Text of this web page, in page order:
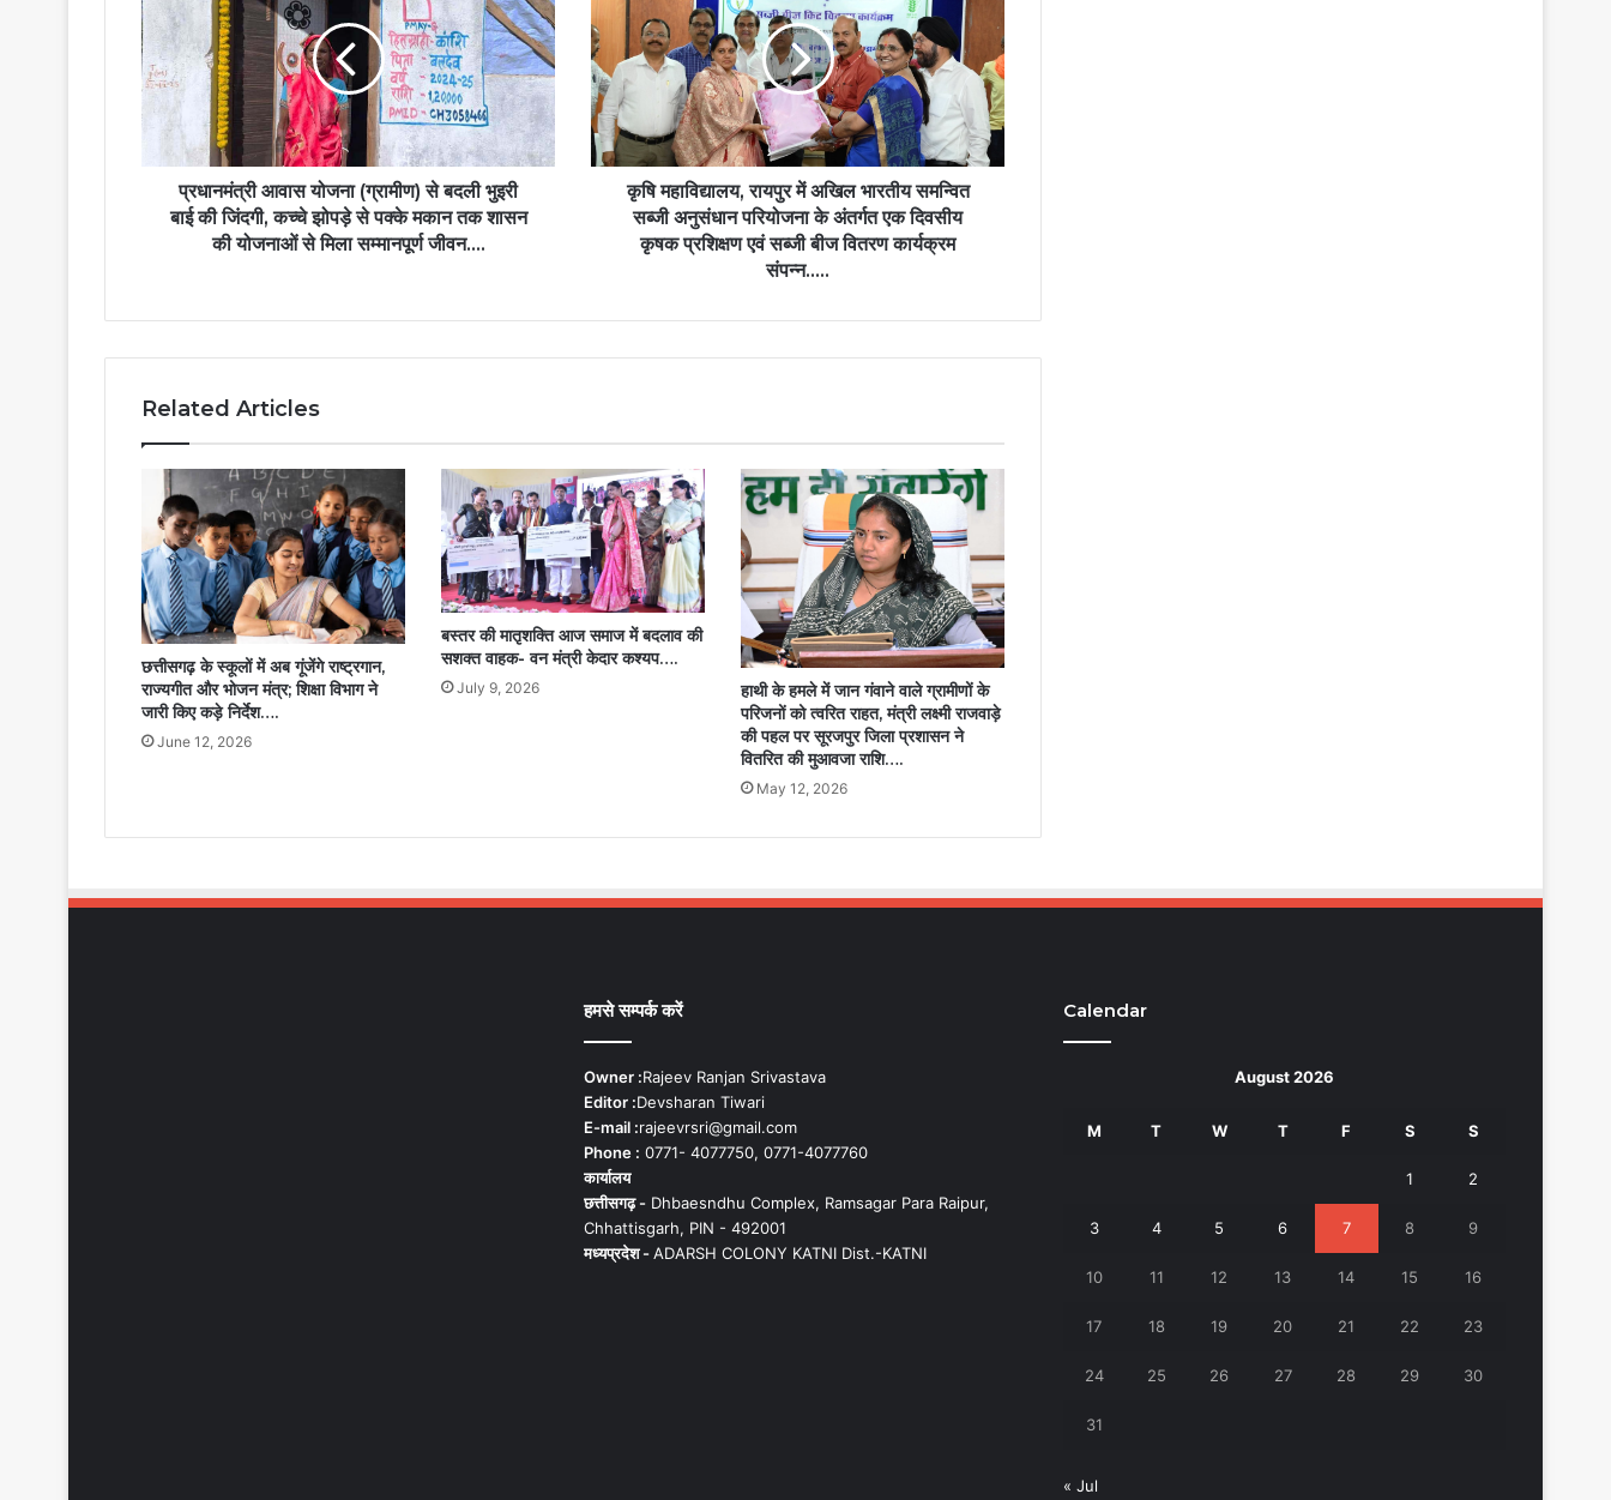
योजना
(ग्रामीण)
से
बदली
भुइरी
की
जिंदगी,
शासन
योजनाओं
से
मिला
सम्मानपूर्ण
जीवन….
प्रधानमंत्री आवास योजना (ग्रामीण) से बदली भुइरी
बाई की जिंदगी, कच्चे झोपड़े से पक्के मकान तक शासन
की योजनाओं से मिला सम्मानपूर्ण जीवन….
में
अखिल
भारतीय
समन्वित
सब्जी
अनुसंधान
परियोजना
एवं
वितरण
कार्यक्रम
संपन्न…..
कृषि महाविद्यालय, रायपुर में अखिल भारतीय समन्वित
सब्जी अनुसंधान परियोजना के अंतर्गत एक दिवसीय
कृषक प्रशिक्षण एवं सब्जी बीज वितरण कार्यक्रम
संपन्न…..
Related Articles
छत्तीसगढ़ के स्कूलों में अब गूंजेंगे राष्ट्रगान,
राज्यगीत और भोजन मंत्र; शिक्षा विभाग ने
जारी किए कड़े निर्देश….
June 12, 2026
बस्तर की मातृशक्ति आज समाज में बदलाव की
सशक्त वाहक- वन मंत्री केदार कश्यप….
July 9, 2026
हाथी के हमले में जान गंवाने वाले ग्रामीणों के
परिजनों को त्वरित राहत, मंत्री लक्ष्मी राजवाड़े
की पहल पर सूरजपुर जिला प्रशासन ने
वितरित की मुआवजा राशि….
May 12, 2026
हमसे सम्पर्क करें
Owner :Rajeev Ranjan Srivastava
Editor :Devsharan Tiwari
E-mail :rajeevrsri@gmail.com
Phone : 0771- 4077750, 0771-4077760
कार्यालय
छत्तीसगढ़ -Dhbaesndhu Complex, Ramsagar Para Raipur,
Chhattisgarh, PIN - 492001
मध्यप्रदेश -ADARSH COLONY KATNI Dist.-KATNI
Calendar
August 2026
M T W T F S S
1 2
3 4 5 6 7 8 9
10 11 12 13 14 15 16
17 18 19 20 21 22 23
24 25 26 27 28 29 30
31
« Jul